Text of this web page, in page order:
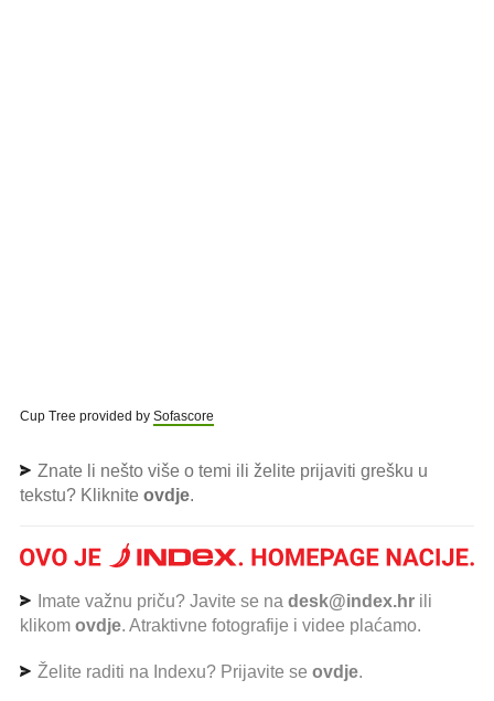
Cup Tree provided by Sofascore
Znate li nešto više o temi ili želite prijaviti grešku u
tekstu? Kliknite ovdje.
Imate važnu priču? Javite se na desk@index.hr ili
klikom ovdje. Atraktivne fotografije i videe plaćamo.
Želite raditi na Indexu? Prijavite se ovdje.